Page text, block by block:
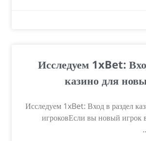
Исследуем 1xBet:
казино для
Исследуем 1xBet: Вход в раздел
игроковЕсли вы новый игрок